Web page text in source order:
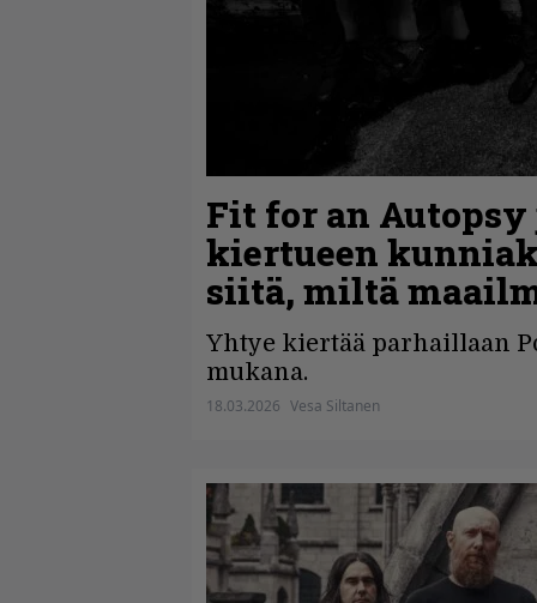
Fit for an
kiertueen
siitä, miltä
Yhtye kiertää parhaillaan
mukana.
18.03.2026 Vesa Siltanen